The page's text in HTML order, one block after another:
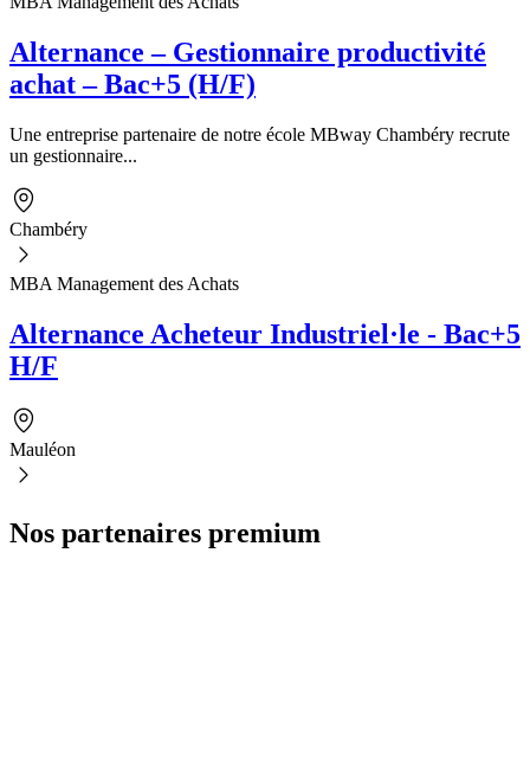
Alternance – Gestionnaire productivité
achat – Bac+5 (H/F)
Une entreprise partenaire de notre école MBway Chambéry recrute
un gestionnaire...
Chambéry
MBA Management des Achats
Alternance Acheteur Industriel·le - Bac+5
H/F
Mauléon
Nos partenaires premium